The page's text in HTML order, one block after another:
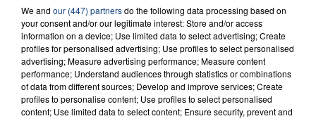
Ete Avec Toi
ADELE CASTILLON
We and our (447) partnersdo the following data processing based on
your consent and/or our legitimate interest: Store and/or access
information on a device; Use limited data to select advertising; Create
profiles for personalised advertising; Use profiles to select personalised
advertising; Measure advertising performance; Measure content
performance; Understand audiences through statistics or combinations
of data from different sources; Develop and improve services; Create
profiles to personalise content; Use profiles to select personalised
content; Use limited data to select content; Ensure security, prevent and